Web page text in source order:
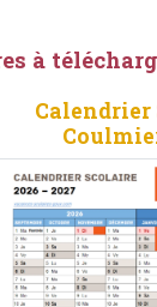
à
Calendrier